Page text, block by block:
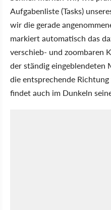
Aufgabenliste (Tasks)
wir die gerade
markiert automatisch das
verschieb- und zoombaren
der ständig eingeblendeten
die entsprechende
findet auch im Dunkeln